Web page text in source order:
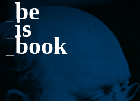
be
is
book